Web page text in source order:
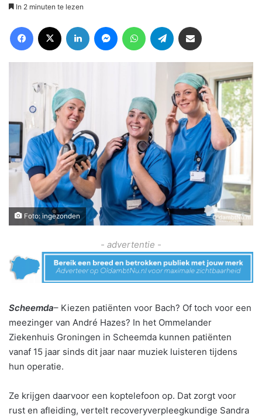
In 2 minuten te lezen
Foto: ingezonden
- advertentie -
Scheemda– Kiezen patiënten voor Bach? Of toch voor een
meezinger van André Hazes? In het Ommelander
Ziekenhuis Groningen in Scheemda kunnen patiënten
vanaf 15 jaar sinds dit jaar naar muziek luisteren tijdens
hun operatie.
Ze krijgen daarvoor een koptelefoon op. Dat zorgt voor
rust en afleiding, vertelt recoveryverpleegkundige Sandra